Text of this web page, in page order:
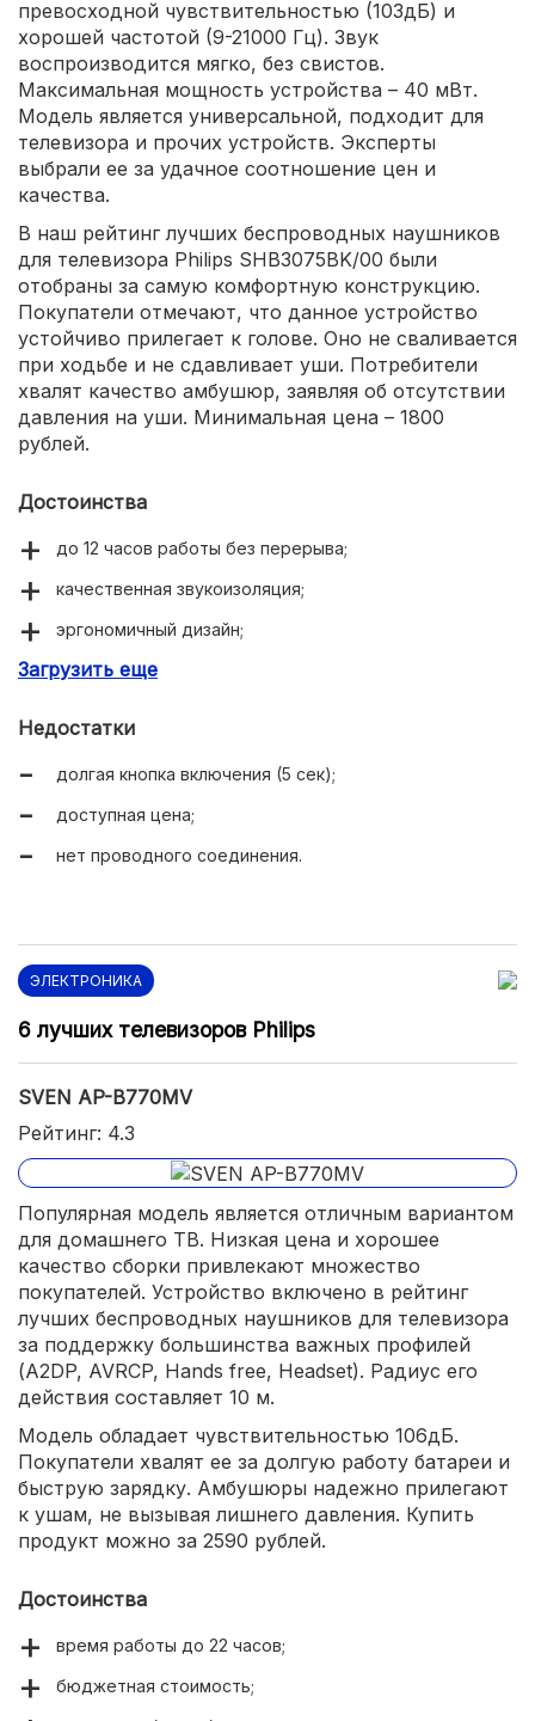
превосходной чувствительностью (103дБ) и
хорошей частотой (9-21000 Гц). Звук
воспроизводится мягко, без свистов.
Максимальная мощность устройства – 40 мВт.
Модель является универсальной, подходит для
телевизора и прочих устройств. Эксперты
выбрали ее за удачное соотношение цен и
качества.
В наш рейтинг лучших беспроводных наушников
для телевизора Philips SHB3075BK/00 были
отобраны за самую комфортную конструкцию.
Покупатели отмечают, что данное устройство
устойчиво прилегает к голове. Оно не сваливается
при ходьбе и не сдавливает уши. Потребители
хвалят качество амбушюр, заявляя об отсутствии
давления на уши. Минимальная цена – 1800
рублей.
Достоинства
до 12 часов работы без перерыва;
качественная звукоизоляция;
эргономичный дизайн;
компактный размер;
Загрузить еще
Недостатки
долгая кнопка включения (5 сек);
доступная цена;
нет проводного соединения.
ЭЛЕКТРОНИКА
6 лучших телевизоров Philips
SVEN AP-B770MV
Рейтинг: 4.3
Популярная модель является отличным вариантом
для домашнего ТВ. Низкая цена и хорошее
качество сборки привлекают множество
покупателей. Устройство включено в рейтинг
лучших беспроводных наушников для телевизора
за поддержку большинства важных профилей
(A2DP, AVRCP, Hands free, Headset). Радиус его
действия составляет 10 м.
Модель обладает чувствительностью 106дБ.
Покупатели хвалят ее за долгую работу батареи и
быструю зарядку. Амбушюры надежно прилегают
к ушам, не вызывая лишнего давления. Купить
продукт можно за 2590 рублей.
Достоинства
время работы до 22 часов;
бюджетная стоимость;